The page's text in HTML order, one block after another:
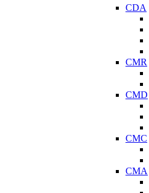
CDA
CMR
CMD
CMC
CMA